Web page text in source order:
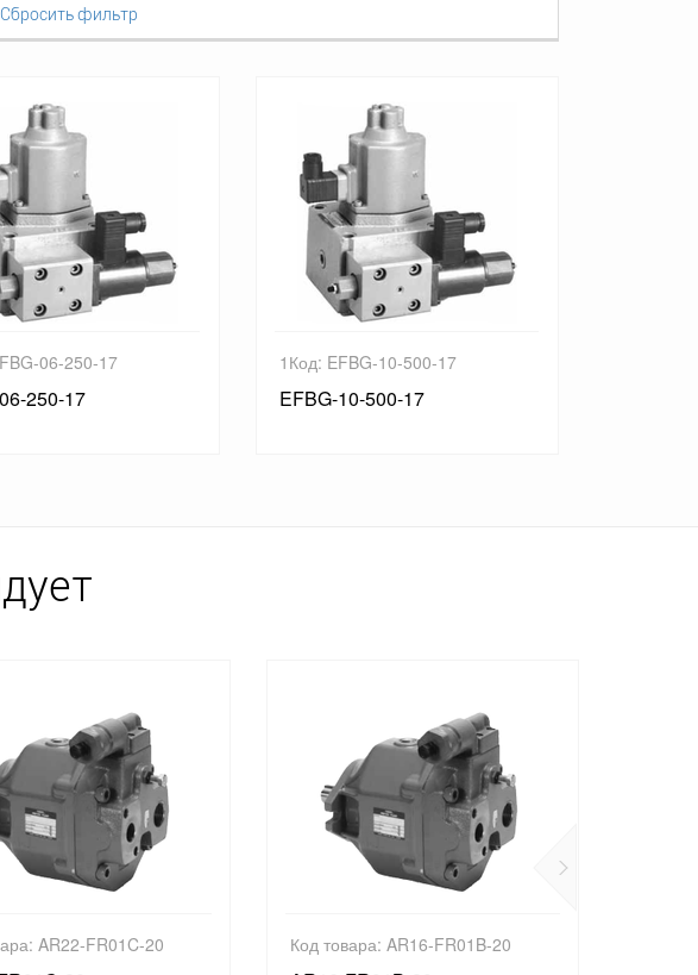
Сбросить фильтр
06-250-17
250-17
1Код: EFBG-10-500-17
EFBG-10-500-17
AR22-FR01C-20 Код товара: AR16-FR01B-20